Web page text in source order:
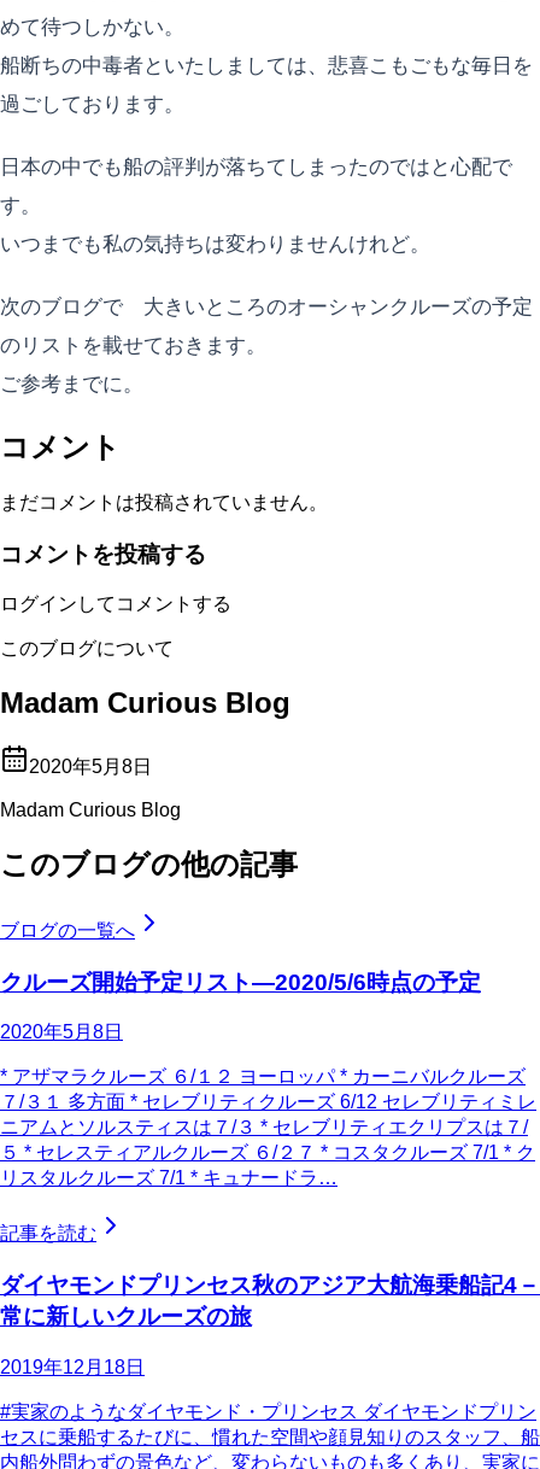
めて待つしかない。
船断ちの中毒者といたしましては、悲喜こもごもな毎日を
過ごしております。
日本の中でも船の評判が落ちてしまったのではと心配で
す。
いつまでも私の気持ちは変わりませんけれど。
次のブログで 大きいところのオーシャンクルーズの予定
のリストを載せておきます。
ご参考までに。
コメント
まだコメントは投稿されていません。
コメントを投稿する
ログインしてコメントする
このブログについて
Madam Curious Blog
2020年5月8日
Madam Curious Blog
このブログの他の記事
ブログの一覧へ
クルーズ開始予定リスト―2020/5/6時点の予定
2020年5月8日
* アザマラクルーズ ６/１２ ヨーロッパ * カーニバルクルーズ
７/３１ 多方面 * セレブリティクルーズ 6/12 セレブリティミレ
ニアムとソルスティスは７/３ * セレブリティエクリプスは７/
５ * セレスティアルクルーズ ６/２７ * コスタクルーズ 7/1 * ク
リスタルクルーズ 7/1 * キュナードラ…
記事を読む
ダイヤモンドプリンセス秋のアジア大航海乗船記4－
常に新しいクルーズの旅
2019年12月18日
#実家のようなダイヤモンド・プリンセス ダイヤモンドプリン
セスに乗船するたびに、慣れた空間や顔見知りのスタッフ、船
内船外問わずの景色など、変わらないものも多くあり、実家に